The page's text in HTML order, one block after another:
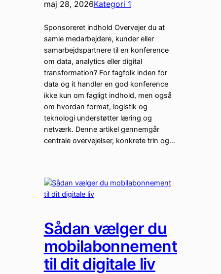
maj 28, 2026Kategori 1
Sponsoreret indhold Overvejer du at
samle medarbejdere, kunder eller
samarbejdspartnere til en konference
om data, analytics eller digital
transformation? For fagfolk inden for
data og it handler en god konference
ikke kun om fagligt indhold, men også
om hvordan format, logistik og
teknologi understøtter læring og
netværk. Denne artikel gennemgår
centrale overvejelser, konkrete trin og…
Sådan vælger du
mobilabonnement
til dit digitale liv